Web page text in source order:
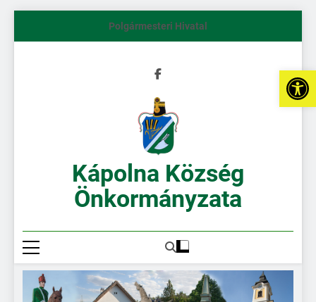
Polgármesteri Hivatal
Kápolna Község
Önkormányzata